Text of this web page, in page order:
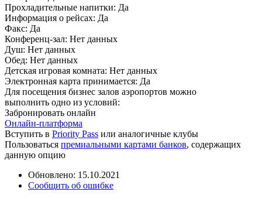
Прохладительные напитки: Да
Информация о рейсах: Да
Факс: Да
Конференц-зал: Нет данных
Душ: Нет данных
Обед: Нет данных
Детская игровая комната: Нет данных
Электронная карта принимается: Да
Для посещения бизнес залов аэропортов можно
выполнить одно из условий:
Забронировать онлайн
Онлайн-платформа
Вступить в Priority Pass или аналогичные клубы
Пользоваться премиальными картами банков, содержащих
данную опцию
Обновлено: 15.10.2021
Сообщить об ошибке